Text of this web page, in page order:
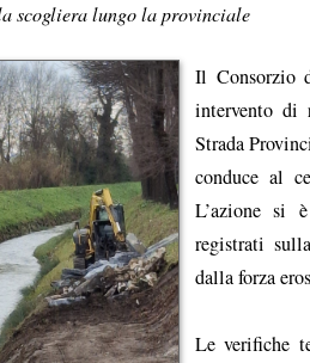
scogliera lungo la provinciale
Il Consorzio
intervento di
Strada
conduce al
L’azione si
registrati
dalla forza
Le verifiche